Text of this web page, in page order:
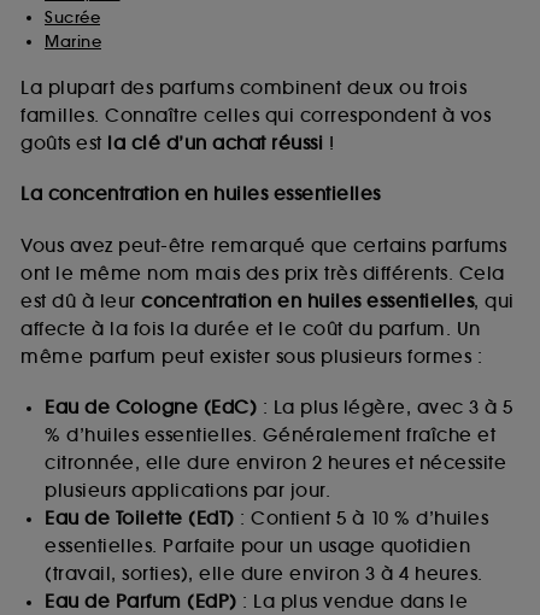
Sucrée
Marine
La plupart des parfums combinent deux ou trois
familles. Connaître celles qui correspondent à vos
goûts est la clé d’un achat réussi !
La concentration en huiles essentielles
Vous avez peut-être remarqué que certains parfums
ont le même nom mais des prix très différents. Cela
est dû à leur concentration en huiles essentielles, qui
affecte à la fois la durée et le coût du parfum. Un
même parfum peut exister sous plusieurs formes :
Eau de Cologne (EdC) : La plus légère, avec 3 à 5
% d’huiles essentielles. Généralement fraîche et
citronnée, elle dure environ 2 heures et nécessite
plusieurs applications par jour.
Eau de Toilette (EdT) : Contient 5 à 10 % d’huiles
essentielles. Parfaite pour un usage quotidien
(travail, sorties), elle dure environ 3 à 4 heures.
Eau de Parfum (EdP) : La plus vendue dans le